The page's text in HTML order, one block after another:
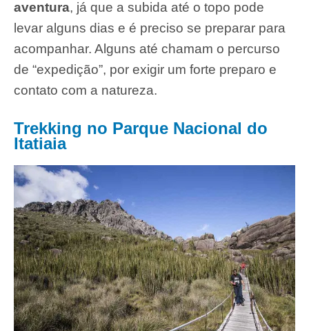
aventura, já que a subida até o topo pode
levar alguns dias e é preciso se preparar para
acompanhar. Alguns até chamam o percurso
de “expedição”, por exigir um forte preparo e
contato com a natureza.
Trekking no Parque Nacional do
Itatiaia